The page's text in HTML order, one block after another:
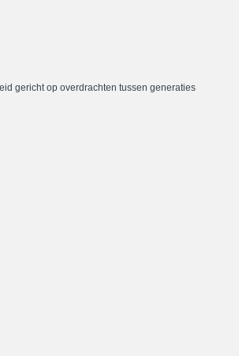
gericht op overdrachten tussen generaties